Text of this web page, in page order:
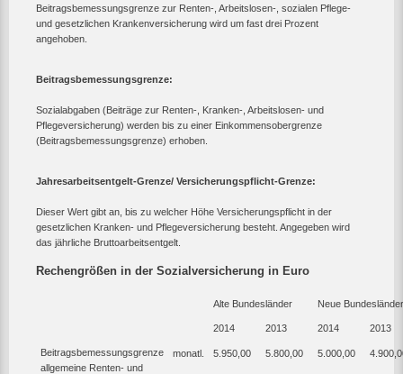
Beitragsbemessungsgrenze zur Renten-, Arbeitslosen-, sozialen Pflege-
und gesetzlichen Krankenversicherung wird um fast drei Prozent
angehoben.
Beitragsbemessungsgrenze:
Sozialabgaben (Beiträge zur Renten-, Kranken-, Arbeitslosen- und
Pflegeversicherung) werden bis zu einer Einkommensobergrenze
(Beitragsbemessungsgrenze) erhoben.
Jahresarbeitsentgelt-Grenze/ Versicherungspflicht-Grenze:
Dieser Wert gibt an, bis zu welcher Höhe Versicherungspflicht in der
gesetzlichen Kranken- und Pflegeversicherung besteht. Angegeben wird
das jährliche Bruttoarbeitsentgelt.
Rechengrößen in der Sozialversicherung in Euro
Alte Bundesländer Neue Bundesländer
2014 2013 2014 2013
Beitragsbemessungsgrenze
allgemeine Renten- und
monatl. 5.950,00 5.800,00 5.000,00